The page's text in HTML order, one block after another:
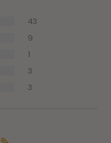
43
9
1
3
3